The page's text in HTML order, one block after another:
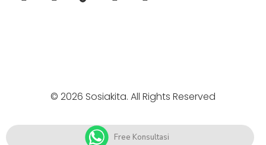
© 2026 Sosiakita. All Rights Reserved
Free Konsultasi